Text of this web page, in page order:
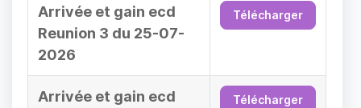
Arrivée et gain ecd
Reunion 3 du 25-07-
2026
Télécharger
Arrivée et gain ecd
Télécharger